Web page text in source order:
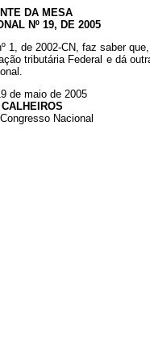
DA MESA
Nº 19, DE 2005
1, de 2002-CN, faz saber
tributária Federal e dá
de maio de 2005
CALHEIROS
Nacional